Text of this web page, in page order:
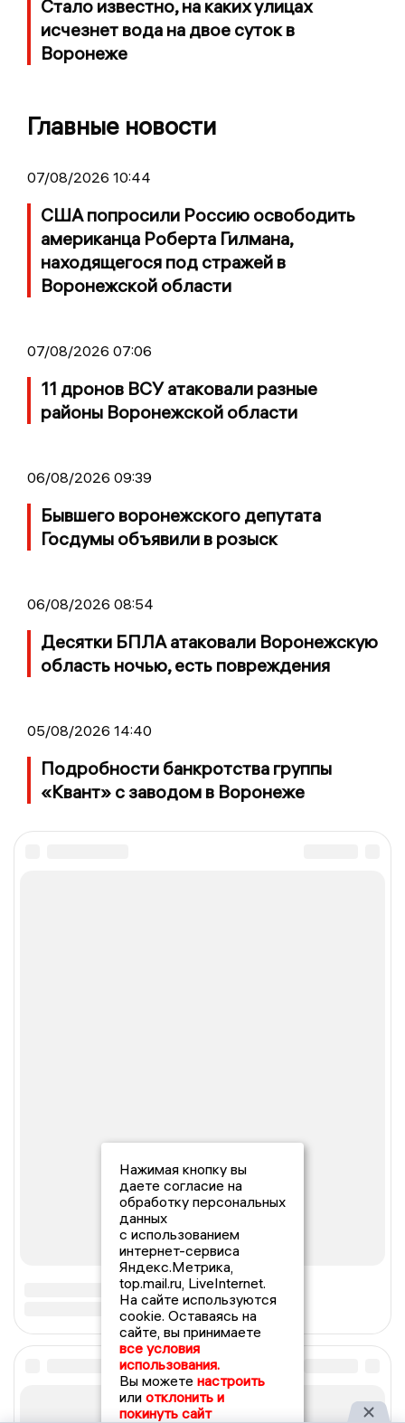
Стало известно, на каких улицах
исчезнет вода на двое суток в
Воронеже
Главные новости
07/08/2026 10:44
США попросили Россию освободить
американца Роберта Гилмана,
находящегося под стражей в
Воронежской области
07/08/2026 07:06
11 дронов ВСУ атаковали разные
районы Воронежской области
06/08/2026 09:39
Бывшего воронежского депутата
Госдумы объявили в розыск
06/08/2026 08:54
Десятки БПЛА атаковали Воронежскую
область ночью, есть повреждения
05/08/2026 14:40
Подробности банкротства группы
«Квант» с заводом в Воронеже
Нажимая кнопку вы
даете согласие на
обработку персональных
данных
с использованием
интернет-сервиса
Яндекс.Метрика,
top.mail.ru, LiveInternet.
На сайте используются
cookie. Оставаясь на
сайте, вы принимаете
все условия
использования.
Вы можете настроить
или отклонить и
покинуть сайт